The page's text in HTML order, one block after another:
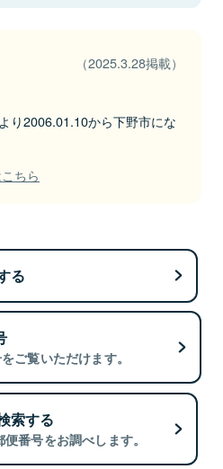
（2025.3.28掲載）
り2006.01.10から下野市にな
ちら
る
ご覧いただけます。
索する
番号をお調べします。